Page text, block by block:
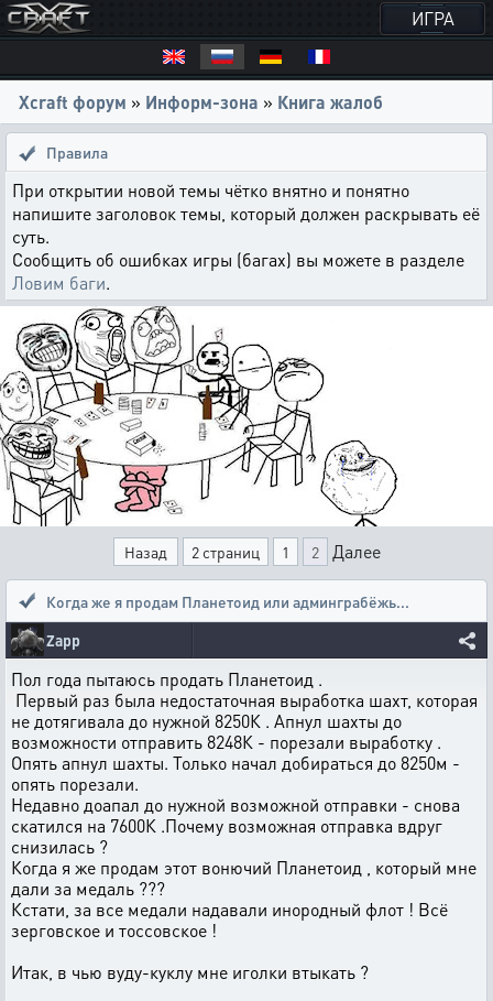
ИГРА
Xcraft форум » Информ-зона » Книга жалоб
Правила
При открытии новой темы чётко внятно и понятно
напишите заголовок темы, который должен раскрывать её
суть.
Сообщить об ошибках игры (багах) вы можете в разделе
Ловим баги.
Назад 2 страниц 1 2 Далее
Когда же я продам Планетоид или админграбёжь...
Zapp
Пол года пытаюсь продать Планетоид .
Первый раз была недостаточная выработка шахт, которая
не дотягивала до нужной 8250К . Апнул шахты до
возможности отправить 8248К - порезали выработку .
Опять апнул шахты. Только начал добираться до 8250м -
опять порезали.
Недавно доапал до нужной возможной отправки - снова
скатился на 7600К .Почему возможная отправка вдруг
снизилась ?
Когда я же продам этот вонючий Планетоид , который мне
дали за медаль ???
Кстати, за все медали надавали инородный флот ! Всё
зерговское и тоссовское !
Итак, в чью вуду-куклу мне иголки втыкать ?